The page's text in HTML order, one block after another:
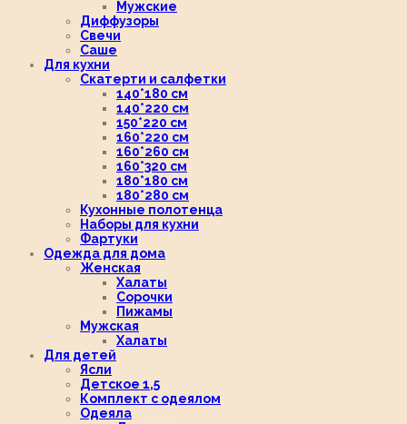
Мужские
Диффузоры
Свечи
Саше
Для кухни
Скатерти и салфетки
140*180 см
140*220 см
150*220 см
160*220 см
160*260 см
160*320 см
180*180 см
180*280 см
Кухонные полотенца
Наборы для кухни
Фартуки
Одежда для дома
Женская
Халаты
Сорочки
Пижамы
Мужская
Халаты
Для детей
Ясли
Детское 1,5
Комплект с одеялом
Одеяла